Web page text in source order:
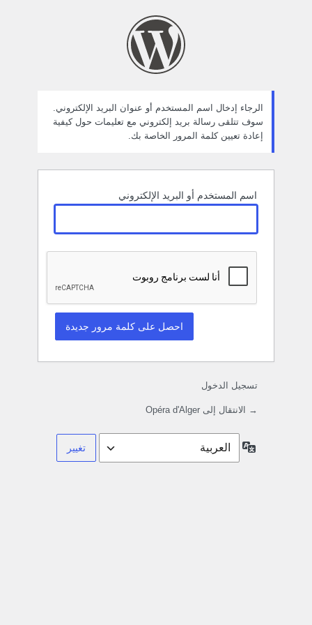
الرجاء إدخال اسم المستخدم أو عنوان البريد الإلكتروني.
سوف تتلقى رسالة بريد إلكتروني مع تعليمات حول كيفية
إعادة تعيين كلمة المرور الخاصة بك.
اسم المستخدم أو البريد الإلكتروني
تسجيل الدخول
→ الانتقال إلى Opéra d'Alger
اللغة